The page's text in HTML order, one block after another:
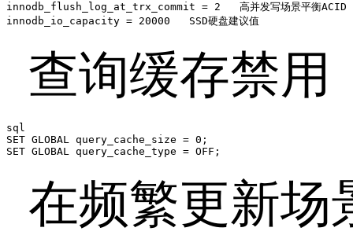
innodb_flush_log_at_trx_commit = 2   高并发写场景平衡ACID
innodb_io_capacity = 20000   SSD硬盘建议值
查询缓存禁用
sql
SET GLOBAL query_cache_size = 0;
SET GLOBAL query_cache_type = OFF;
在频繁更新场